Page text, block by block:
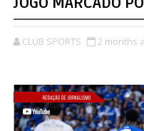
CLUB SPORTS 2 months